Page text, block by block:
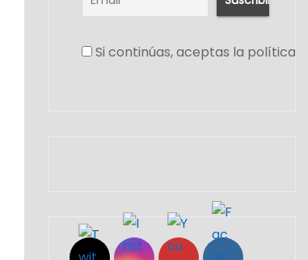
Si continúas, aceptas la política